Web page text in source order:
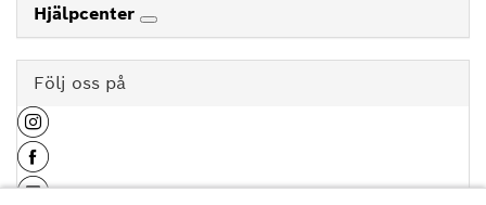
Hjälpcenter
Följ oss på